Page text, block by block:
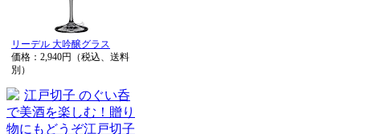
リーデル 大吟醸グラス
価格：2,940円（税込、送料
別）